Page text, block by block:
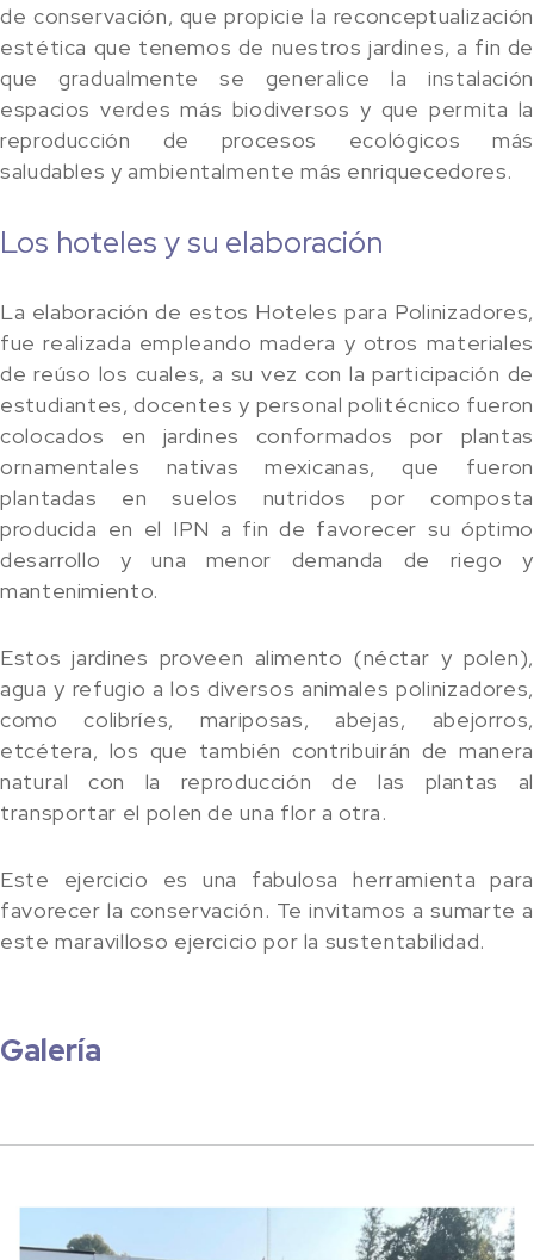
de conservación, que propicie la reconceptualización
estética que tenemos de nuestros jardines, a fin de
que gradualmente se generalice la instalación
espacios verdes más biodiversos y que permita la
reproducción de procesos ecológicos más
saludables y ambientalmente más enriquecedores.
Los hoteles y su elaboración
La elaboración de estos Hoteles para Polinizadores,
fue realizada empleando madera y otros materiales
de reúso los cuales, a su vez con la participación de
estudiantes, docentes y personal politécnico fueron
colocados en jardines conformados por plantas
ornamentales nativas mexicanas, que fueron
plantadas en suelos nutridos por composta
producida en el IPN a fin de favorecer su óptimo
desarrollo y una menor demanda de riego y
mantenimiento.
Estos jardines proveen alimento (néctar y polen),
agua y refugio a los diversos animales polinizadores,
como colibríes, mariposas, abejas, abejorros,
etcétera, los que también contribuirán de manera
natural con la reproducción de las plantas al
transportar el polen de una flor a otra.
Este ejercicio es una fabulosa herramienta para
favorecer la conservación. Te invitamos a sumarte a
este maravilloso ejercicio por la sustentabilidad.
Galería